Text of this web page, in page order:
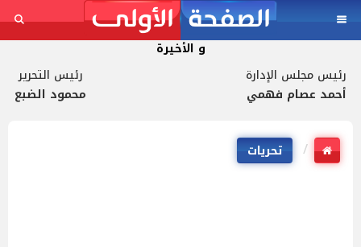
و الأخيرة
رئيس مجلس الإدارة
أحمد عصام فهمي
رئيس التحرير
محمود الضبع
تحريات